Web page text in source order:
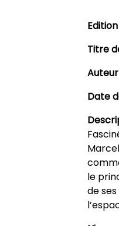
Edition
Titre
Date
le
de